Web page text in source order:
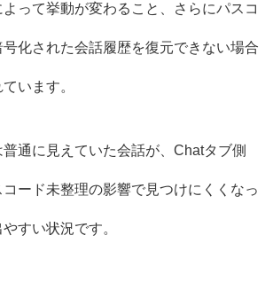
って挙動が変わること、さらにパスコ
化された会話履歴を復元できない場合
います。
通に見えていた会話が、Chatタブ側
ード未整理の影響で見つけにくくなっ
すい状況です。